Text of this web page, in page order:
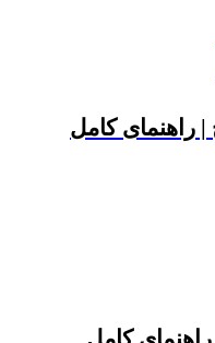
راهنمای کامل